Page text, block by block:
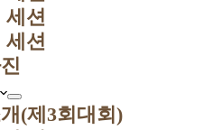
세션
세션
(제3회대회)